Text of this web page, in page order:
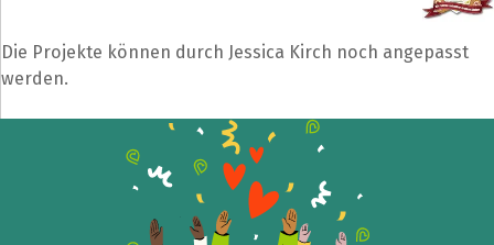
Die Projekte können durch Jessica Kirch noch angepasst
werden.